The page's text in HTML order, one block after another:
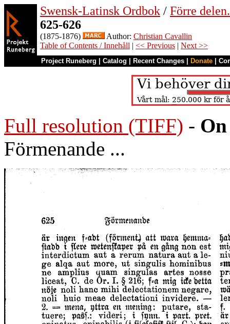
Swensk-Latinsk Ordbok / Förre
625-626
(1875-1876) Author: Christian Cavallin
Table of Contents / Innehåll | << Previous | Next >>
Project Runeberg Catalog Recent Changes Donate
Full resolution (TIFF) -
Förmenande ...